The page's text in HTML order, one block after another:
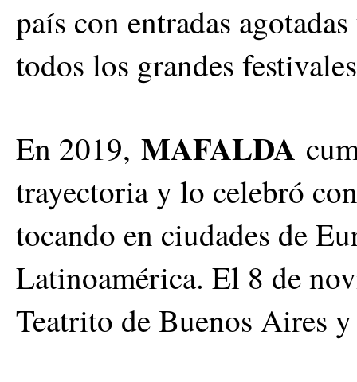
país con entradas
todos los grandes
En 2019, MAFALDA
trayectoria y lo celebró
tocando en ciudades de
Latinoamérica. El 8 de
Teatrito de Buenos Aires